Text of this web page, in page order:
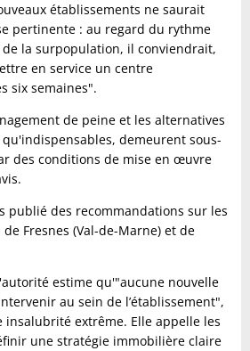
établissements ne saurait
pertinente : au regard du rythme
la surpopulation, il conviendrait,
en service un centre
six semaines".
de peine et les alternatives
demeurent sous-
des conditions de mise en œuvre
publié des recommandations sur les
Fresnes (Val-de-Marne) et de
estime qu'"aucune nouvelle
au sein de l’établissement",
extrême. Elle appelle les
une stratégie immobilière claire